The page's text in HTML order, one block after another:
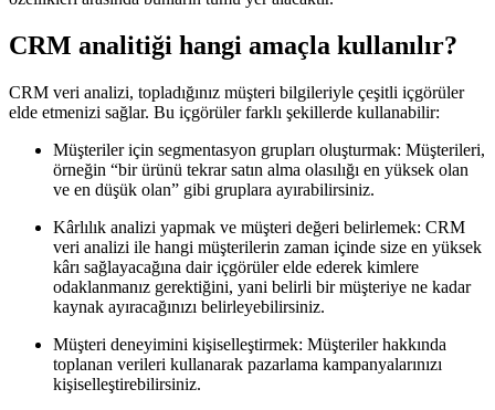
CRM analitiği hangi amaçla kullanılır?
CRM veri analizi, topladığınız müşteri bilgileriyle çeşitli içgörüler
elde etmenizi sağlar. Bu içgörüler farklı şekillerde kullanabilir:
Müşteriler için segmentasyon grupları oluşturmak: Müşterileri,
örneğin “bir ürünü tekrar satın alma olasılığı en yüksek olan
ve en düşük olan” gibi gruplara ayırabilirsiniz.
Kârlılık analizi yapmak ve müşteri değeri belirlemek: CRM
veri analizi ile hangi müşterilerin zaman içinde size en yüksek
kârı sağlayacağına dair içgörüler elde ederek kimlere
odaklanmanız gerektiğini, yani belirli bir müşteriye ne kadar
kaynak ayıracağınızı belirleyebilirsiniz.
Müşteri deneyimini kişiselleştirmek: Müşteriler hakkında
toplanan verileri kullanarak pazarlama kampanyalarınızı
kişiselleştirebilirsiniz.